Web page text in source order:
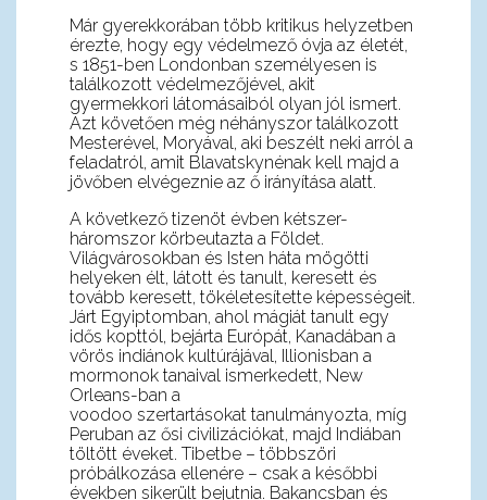
Már gyerekkorában több kritikus helyzetben
érezte, hogy egy védelmező óvja az életét,
s 1851-ben Londonban személyesen is
találkozott védelmezőjével, akit
gyermekkori látomásaiból olyan jól ismert.
Azt követően még néhányszor találkozott
Mesterével, Moryával, aki beszélt neki arról a
feladatról, amit Blavatskynénak kell majd a
jövőben elvégeznie az ő irányítása alatt.
A következő tizenöt évben kétszer-
háromszor körbeutazta a Földet.
Világvárosokban és Isten háta mögötti
helyeken élt, látott és tanult, keresett és
tovább keresett, tökéletesítette képességeit.
Járt Egyiptomban, ahol mágiát tanult egy
idős kopttól, bejárta Európát, Kanadában a
vörös indiánok kultúrájával, Illionisban a
mormonok tanaival ismerkedett, New
Orleans-ban a
voodoo szertartásokat tanulmányozta, míg
Peruban az ősi civilizációkat, majd Indiában
töltött éveket. Tibetbe – többszöri
próbálkozása ellenére – csak a későbbi
években sikerült bejutnia. Bakancsban és